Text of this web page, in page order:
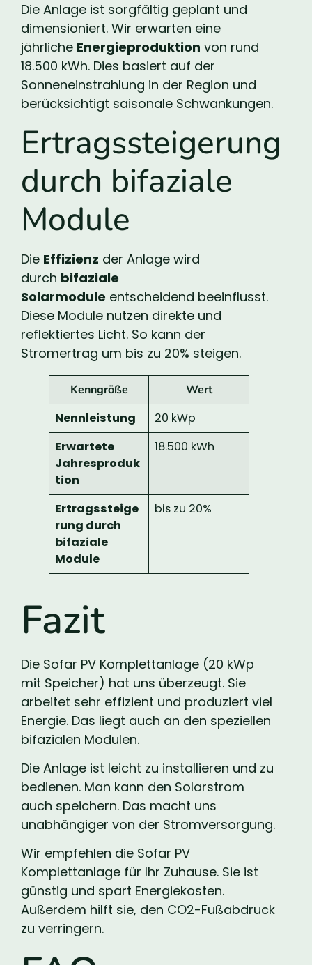
Die Anlage ist sorgfältig geplant und
dimensioniert. Wir erwarten eine
jährliche Energieproduktion von rund
18.500 kWh. Dies basiert auf der
Sonneneinstrahlung in der Region und
berücksichtigt saisonale Schwankungen.
Ertragssteigerung
durch bifaziale
Module
Die Effizienz der Anlage wird
durch bifaziale
Solarmodule entscheidend beeinflusst.
Diese Module nutzen direkte und
reflektiertes Licht. So kann der
Stromertrag um bis zu 20% steigen.
Kenngröße Wert
Nennleistung
20 kWp
Erwartete
Jahresproduk
tion
18.500 kWh
Ertragssteige
rung durch
bifaziale
Module
bis zu 20%
Fazit
Die Sofar PV Komplettanlage (20 kWp
mit Speicher) hat uns überzeugt. Sie
arbeitet sehr effizient und produziert viel
Energie. Das liegt auch an den speziellen
bifazialen Modulen.
Die Anlage ist leicht zu installieren und zu
bedienen. Man kann den Solarstrom
auch speichern. Das macht uns
unabhängiger von der Stromversorgung.
Wir empfehlen die Sofar PV
Komplettanlage für Ihr Zuhause. Sie ist
günstig und spart Energiekosten.
Außerdem hilft sie, den CO2-Fußabdruck
zu verringern.